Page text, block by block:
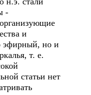
-
и
эфирный, но и
т. е.
статьи нет